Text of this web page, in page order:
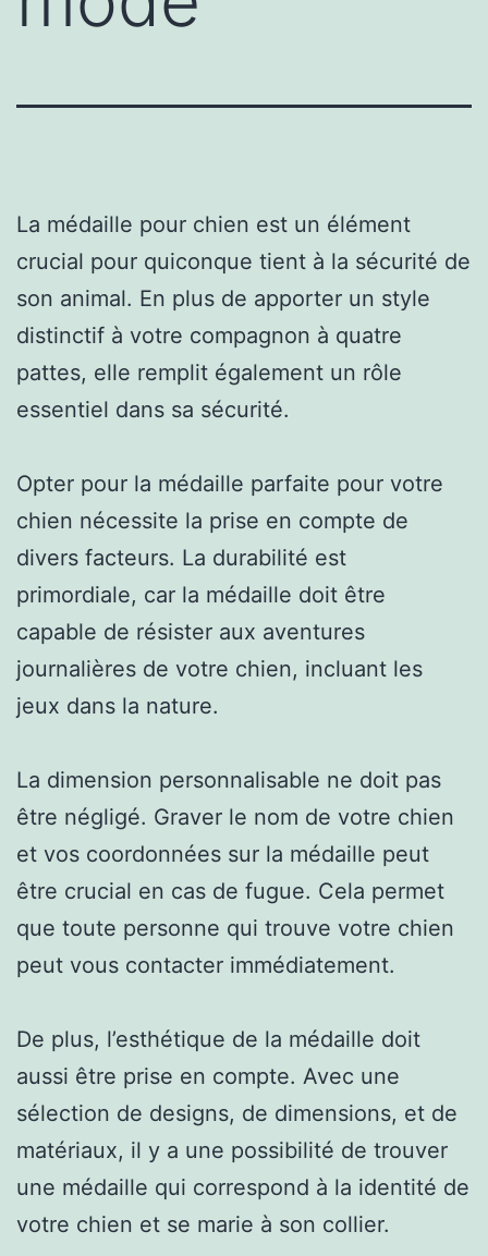
La médaille pour chien est un élément
crucial pour quiconque tient à la sécurité de
son animal. En plus de apporter un style
distinctif à votre compagnon à quatre
pattes, elle remplit également un rôle
essentiel dans sa sécurité.
Opter pour la médaille parfaite pour votre
chien nécessite la prise en compte de
divers facteurs. La durabilité est
primordiale, car la médaille doit être
capable de résister aux aventures
journalières de votre chien, incluant les
jeux dans la nature.
La dimension personnalisable ne doit pas
être négligé. Graver le nom de votre chien
et vos coordonnées sur la médaille peut
être crucial en cas de fugue. Cela permet
que toute personne qui trouve votre chien
peut vous contacter immédiatement.
De plus, l’esthétique de la médaille doit
aussi être prise en compte. Avec une
sélection de designs, de dimensions, et de
matériaux, il y a une possibilité de trouver
une médaille qui correspond à la identité de
votre chien et se marie à son collier.